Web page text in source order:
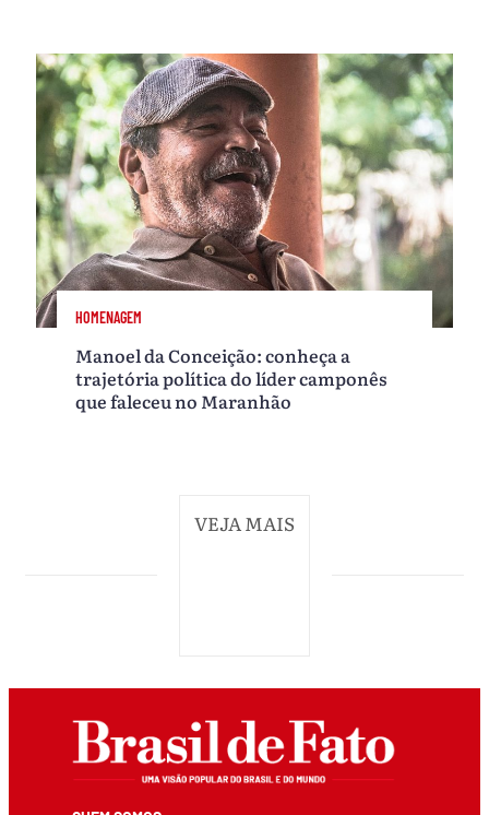
HOMENAGEM
Manoel da Conceição: conheça a
trajetória política do líder camponês
que faleceu no Maranhão
VEJA MAIS